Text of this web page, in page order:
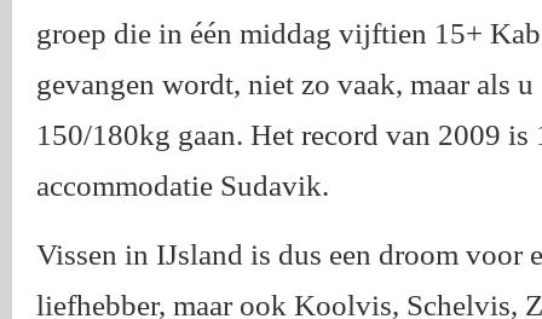
groep die in één middag vijftien 15+
gevangen wordt, niet zo vaak, maar als
150/180kg gaan. Het record van 2009
accommodatie Sudavik.
Vissen in IJsland is dus een droom voor
liefhebber, maar ook Koolvis, Schelvis,